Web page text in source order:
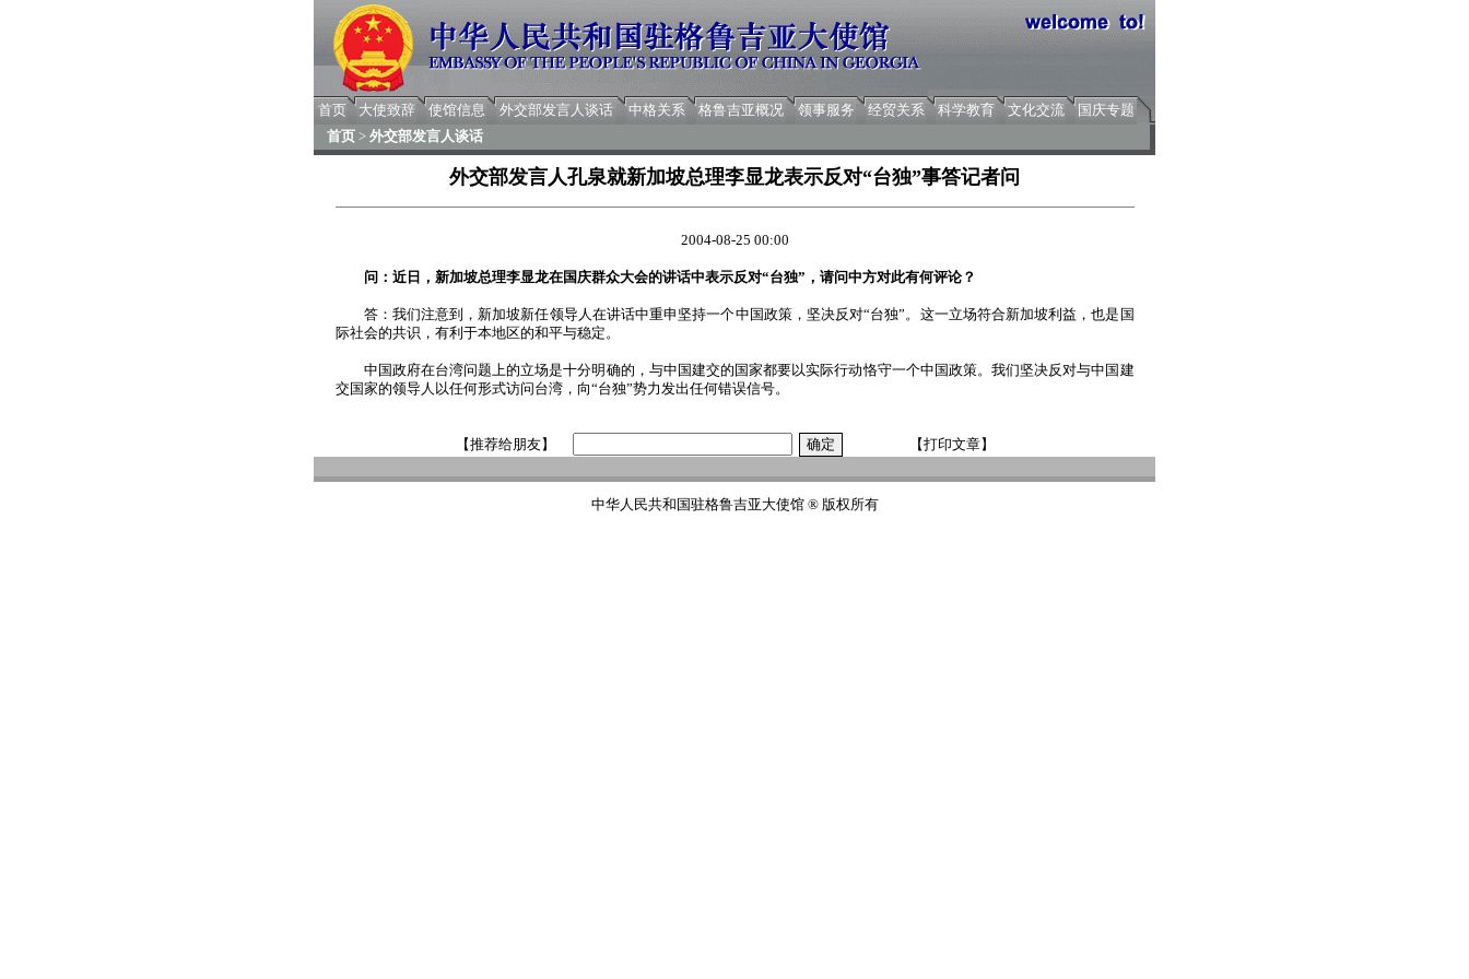
首页 大使致辞 使馆信息 外交部发言人谈话 中格关系 格鲁吉亚概况 领事服务 经贸关系 科学教育 文化交流
国庆专题
首页 > 外交部发言人谈话
外交部发言人孔泉就新加坡总理李显龙表示反对“台独”事答记者问
2004-08-25 00:00
问：近日，新加坡总理李显龙在国庆群众大会的讲话中表示反对“台独”，请问中方对此有何评论？
答：我们注意到，新加坡新任领导人在讲话中重申坚持一个中国政策，坚决反对“台独”。这一立场符合新加坡利益，也是国
际社会的共识，有利于本地区的和平与稳定。
中国政府在台湾问题上的立场是十分明确的，与中国建交的国家都要以实际行动恪守一个中国政策。我们坚决反对与中国建
交国家的领导人以任何形式访问台湾，向“台独”势力发出任何错误信号。
【推荐给朋友】 【打印文章】
中华人民共和国驻格鲁吉亚大使馆 ® 版权所有